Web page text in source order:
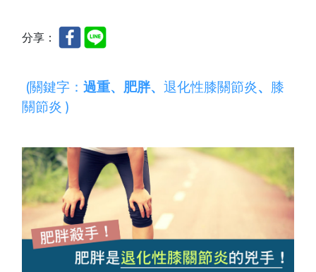
分享：
(關鍵字：過重、 肥胖、退化性膝關節炎、 膝
關節炎 )